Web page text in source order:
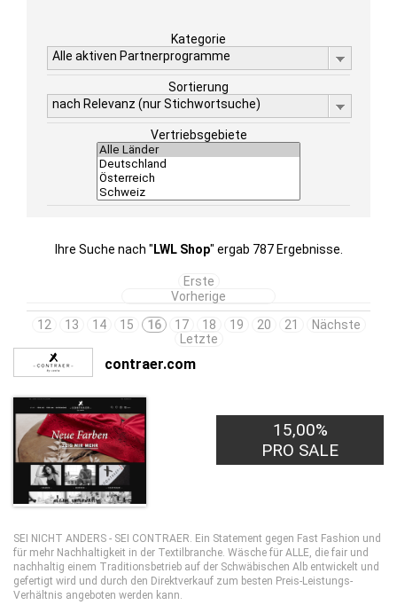
Kategorie
Alle aktiven Partnerprogramme
Sortierung
nach Relevanz (nur Stichwortsuche)
Vertriebsgebiete
Ihre Suche nach " LWL Shop" ergab 787 Ergebnisse.
Erste
Vorherige
12
13 14 15 16 17 18 19 20 21
Nächste
Letzte
contraer.com
15,00%
PRO SALE
SEI NICHT ANDERS - SEI CONTRAER. Ein Statement gegen Fast Fashion und
für mehr Nachhaltigkeit in der Textilbranche. Wäsche für ALLE, die fair und
nachhaltig einem Traditionsbetrieb auf der Schwäbischen Alb entwickelt und
gefertigt wird und durch den Direktverkauf zum besten Preis-Leistungs-
Verhältnis angeboten werden kann.